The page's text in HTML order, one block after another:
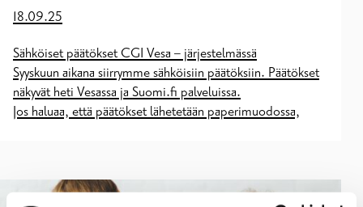
18.09.25
Sähköiset päätökset CGI Vesa – järjestelmässä
Syyskuun aikana siirrymme sähköisiin päätöksiin. Päätökset
näkyvät heti Vesassa ja Suomi.fi palveluissa.
Jos haluaa, että päätökset lähetetään paperimuodossa,